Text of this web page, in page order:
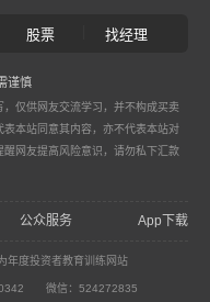
股票 找经理
谨慎
仅供网友交流学习，并不构成买卖
本站同意其内容，亦不代表本站对
网友提高风险意识，请勿私下汇款
公众服务 App下载
年度投资者教育训练网站
微信：524272835